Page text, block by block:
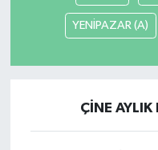
YENİPAZAR (A)
ÇİNE AYLIK